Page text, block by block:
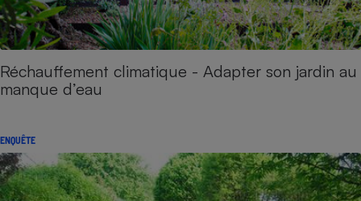
Réchauffement climatique - Adapter son jardin au
manque d’eau
ENQUÊTE